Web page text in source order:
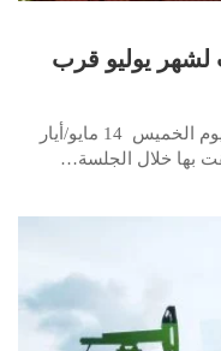
لشهر يوليو قرب
ارتفعت أسعار النفط في نهاية تعاملات اليوم الخميس 14 مايو/أيار